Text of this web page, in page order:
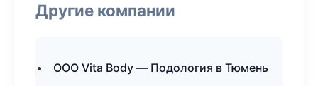
Другие компании
ООО Vita Body — Подология в Тюмень